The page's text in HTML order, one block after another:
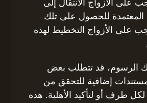
على الأزواج الانتقال إلى
المعتمدة للحصول على تلك
على الأزواج التخطيط لهذه
الرسوم، قد تتطلب بعض
مستندات إضافية للتحقق من
لكل طرف أو لتأكيد الأهلية. هذه